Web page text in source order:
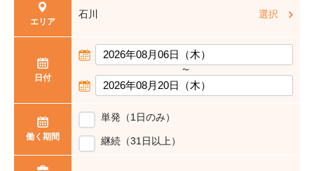
エリア
石川 選択
日付
〜
働く期間
単発（1日のみ）
継続（31日以上）